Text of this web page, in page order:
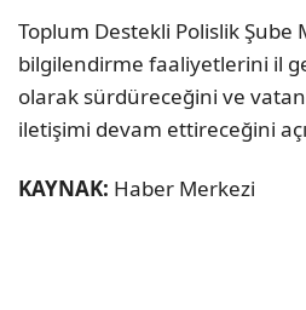
Toplum Destekli Polislik
bilgilendirme faaliyetlerini il
olarak sürdüreceğini ve
iletişimi devam ettireceğini
KAYNAK: Haber Merkezi